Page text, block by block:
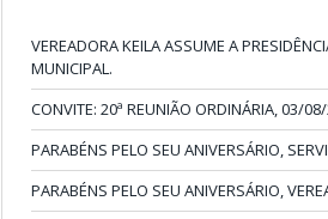
VEREADORA KEILA ASSUME A
MUNICIPAL.
CONVITE: 20ª REUNIÃO ORDINÁRIA, 03/
PARABÉNS PELO SEU ANIVERSÁRIO,
PARABÉNS PELO SEU ANIVERSÁRIO,